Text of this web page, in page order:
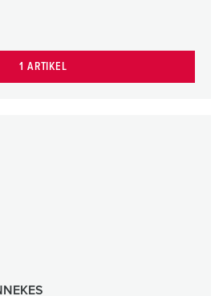
1 ARTIKEL